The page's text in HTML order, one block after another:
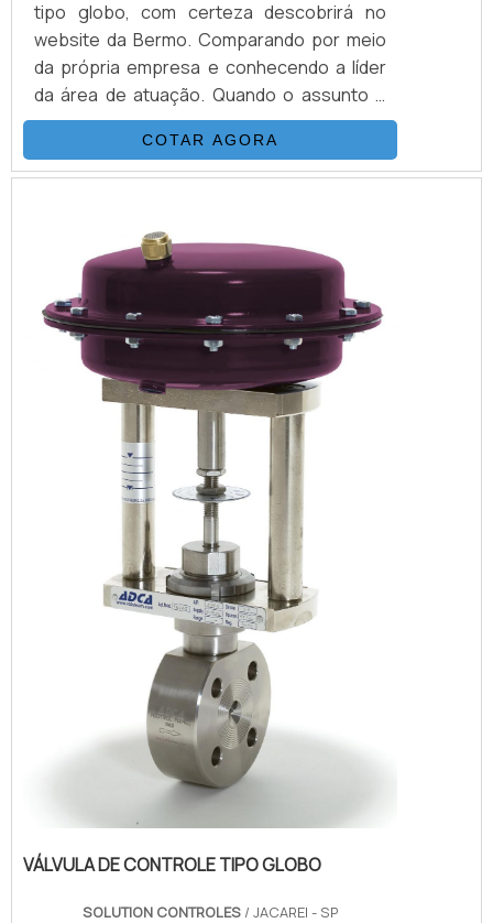
tipo globo, com certeza descobrirá no
website da Bermo. Comparando por meio
da própria empresa e conhecendo a líder
da área de atuação. Quando o assunto é
válvula de controle tipo globo, na Bermo o
cliente atingirá tecnologia com alto nível
técnico de seus projetos.MAIS DETALHES
GLOBOA Bermo foca seus recursos em
produzir uma estrutura aos clientes que
está em uma ár...
COTAR AGORA
VÁLVULA DE CONTROLE TIPO GLOBO
SOLUTION CONTROLES / JACAREI - SP